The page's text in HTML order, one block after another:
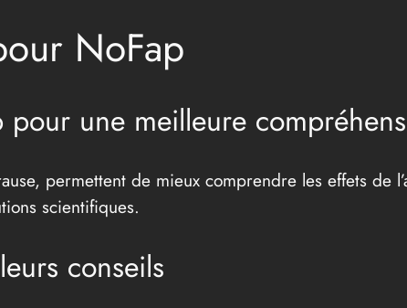
NoFap
pour une meilleure
permettent de mieux comprendre les effets de
scientifiques.
conseils